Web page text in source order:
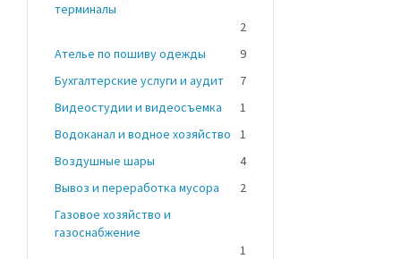
терминалы
2
Ателье по пошиву одежды
9
Бухгалтерские услуги и аудит
7
Видеостудии и видеосъемка
1
Водоканал и водное хозяйство
1
Воздушные шары
4
Вывоз и переработка мусора
2
Газовое хозяйство и
газоснабжение
1